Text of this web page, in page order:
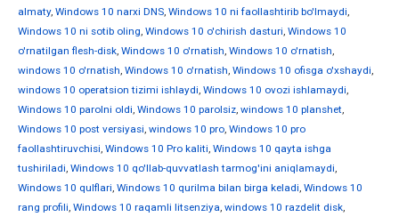
almaty, Windows 10 narxi DNS, Windows 10 ni faollashtirib bo'lmaydi,
Windows 10 ni sotib oling, Windows 10 o'chirish dasturi, Windows 10
o'rnatilgan flesh-disk, Windows 10 o'rnatish, Windows 10 o'rnatish,
windows 10 o'rnatish, Windows 10 o'rnatish, Windows 10 ofisga o'xshaydi,
windows 10 operatsion tizimi ishlaydi, Windows 10 ovozi ishlamaydi,
Windows 10 parolni oldi, Windows 10 parolsiz, windows 10 planshet,
Windows 10 post versiyasi, windows 10 pro, Windows 10 pro
faollashtiruvchisi, Windows 10 Pro kaliti, Windows 10 qayta ishga
tushiriladi, Windows 10 qo'llab-quvvatlash tarmog'ini aniqlamaydi,
Windows 10 qulflari, Windows 10 qurilma bilan birga keladi, Windows 10
rang profili, Windows 10 raqamli litsenziya, windows 10 razdelit disk,